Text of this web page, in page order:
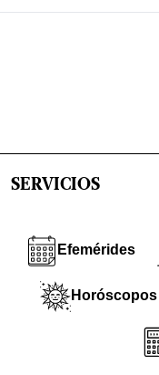
SERVICIOS
Efemérides
Horóscopos